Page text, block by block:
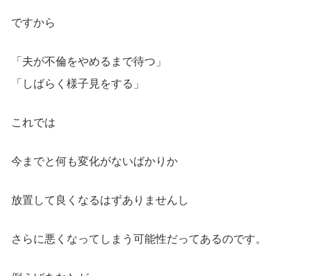
ですから
「夫が不倫をやめるまで待つ」
「しばらく様子見をする」
これでは
今までと何も変化がないばかりか
放置して良くなるはずありませんし
さらに悪くなってしまう可能性だってあるのです。